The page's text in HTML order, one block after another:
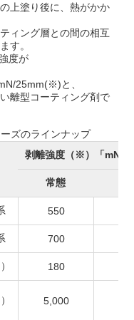
上塗り後に、熱がかか
ィング層との間の相互
す。
度が
25mm(※)と、
離型コーティング剤で
ズのラインナップ
剥離強度（※）「mN/
常態
550
700
180
5,000